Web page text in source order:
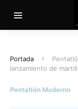
Portada
lanzamiento de
Pentatlón Moderno